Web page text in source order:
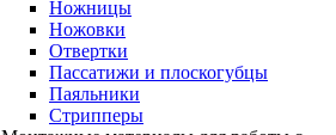
Ножницы
Ножовки
Отвертки
Пассатижи и плоскогубцы
Паяльники
Стрипперы